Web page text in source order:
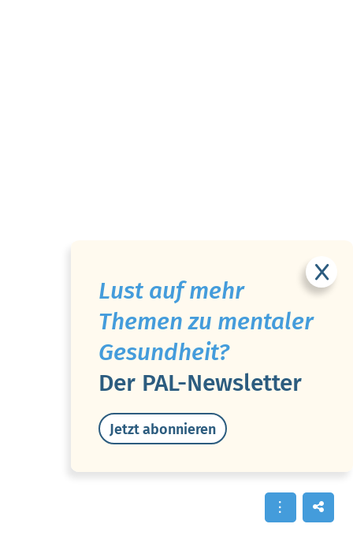
Lust auf mehr
Themen zu mentaler
Gesundheit?
Der PAL-Newsletter
Jetzt abonnieren